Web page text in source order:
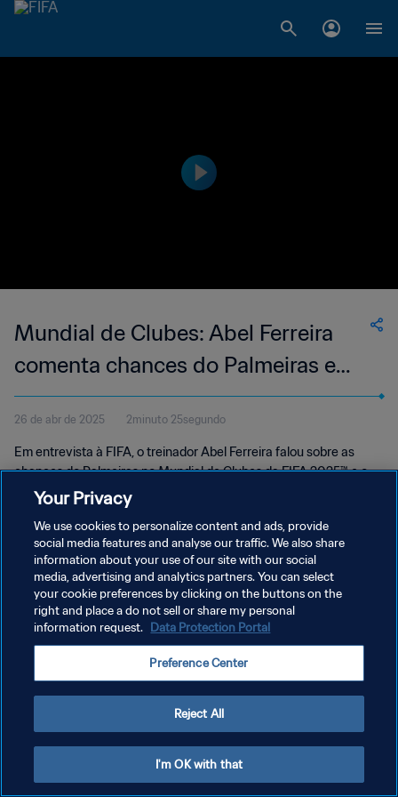
Mundial de Clubes: Abel Ferreira
comenta chances do Palmeiras e
duelo com Porto
26 de abr de 2025 2minuto 25segundo
Em entrevista à FIFA, o treinador Abel Ferreira falou sobre as
chances do Palmeiras no Mundial de Clubes da FIFA 2025™ e o
duelo de abertura contra o Porto.
POLÍTICA DE PRIVACIDADE
TERMOS DE SERVIÇO
ADMINISTRAR AS PREFERÊNCIAS DE COOKIES
Your Privacy
We use cookies to personalize content and ads, provide
social media features and analyse our traffic. We also share
information about your use of our site with our social
media, advertising and analytics partners. You can select
your cookie preferences by clicking on the buttons on the
right and place a do not sell or share my personal
information request. Data Protection Portal
Preference Center
Reject All
I'm OK with that